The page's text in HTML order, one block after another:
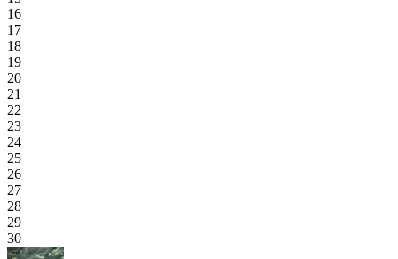
16
17
18
19
20
21
22
23
24
25
26
27
28
29
30